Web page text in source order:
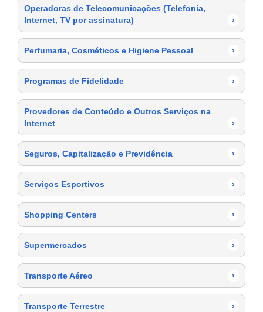
Operadoras de Telecomunicações (Telefonia,
Internet, TV por assinatura)
›
Perfumaria, Cosméticos e Higiene Pessoal ›
Programas de Fidelidade ›
Provedores de Conteúdo e Outros Serviços na
Internet
›
Seguros, Capitalização e Previdência ›
Serviços Esportivos ›
Shopping Centers ›
Supermercados ›
Transporte Aéreo ›
Transporte Terrestre ›